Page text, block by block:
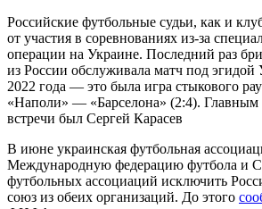
Российские футбольные судьи, как и
от участия в соревнованиях из-за
операции на Украине. Последний раз
из России обслуживала матч под
2022 года — это была игра стыкового
«Наполи» — «Барселона» (2:4). Главным
встречи был Сергей Карасев
В июне украинская футбольная
Международную федерацию футбола и
футбольных ассоциаций исключить
союз из обеих организаций. До этого